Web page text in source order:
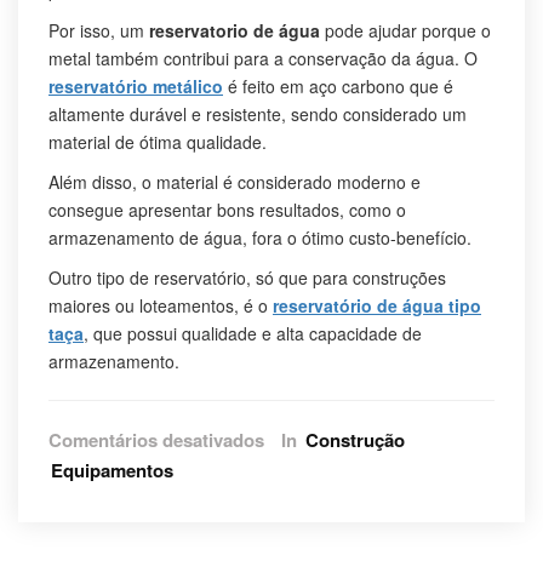
Por isso, um reservatorio de água pode ajudar porque o
metal também contribui para a conservação da água. O
reservatório metálico é feito em aço carbono que é
altamente durável e resistente, sendo considerado um
material de ótima qualidade.
Além disso, o material é considerado moderno e
consegue apresentar bons resultados, como o
armazenamento de água, fora o ótimo custo-benefício.
Outro tipo de reservatório, só que para construções
maiores ou loteamentos, é o reservatório de água tipo
taça, que possui qualidade e alta capacidade de
armazenamento.
Comentários desativadosemIn Construção
Equipamentos